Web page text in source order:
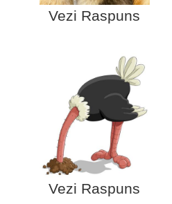
Vezi Raspuns
Vezi Raspuns